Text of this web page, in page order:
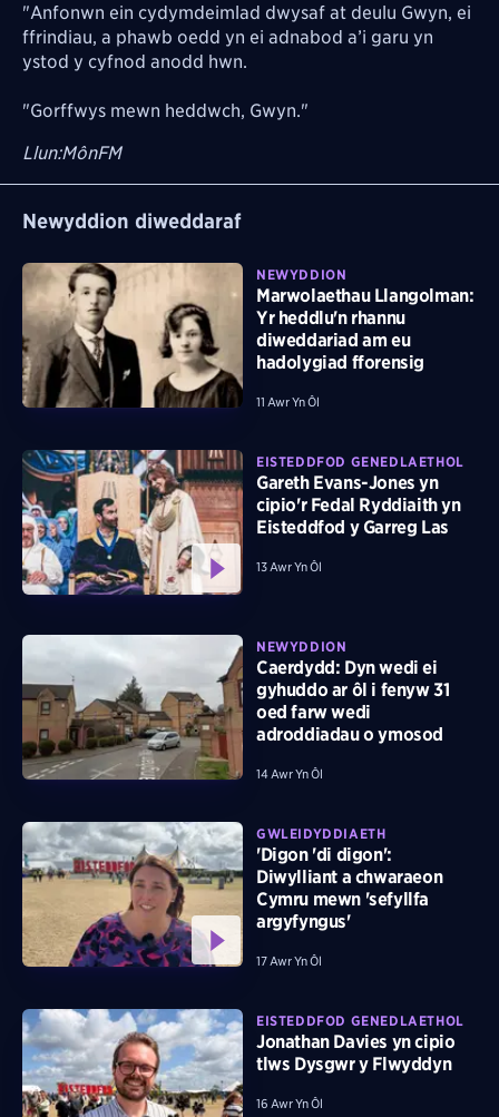
"Anfonwn ein cydymdeimlad dwysaf at deulu Gwyn, ei
ffrindiau, a phawb oedd yn ei adnabod a’i garu yn
ystod y cyfnod anodd hwn.
"Gorffwys mewn heddwch, Gwyn."
Llun:MônFM
Newyddion diweddaraf
NEWYDDION
Marwolaethau Llangolman:
Yr heddlu'n rhannu
diweddariad am eu
hadolygiad fforensig
11 Awr Yn Ôl
EISTEDDFOD GENEDLAETHOL
Gareth Evans-Jones yn
cipio'r Fedal Ryddiaith yn
Eisteddfod y Garreg Las
13 Awr Yn Ôl
NEWYDDION
Caerdydd: Dyn wedi ei
gyhuddo ar ôl i fenyw 31
oed farw wedi
adroddiadau o ymosod
14 Awr Yn Ôl
GWLEIDYDDIAETH
'Digon 'di digon':
Diwylliant a chwaraeon
Cymru mewn 'sefyllfa
argyfyngus'
17 Awr Yn Ôl
EISTEDDFOD GENEDLAETHOL
Jonathan Davies yn cipio
tlws Dysgwr y Flwyddyn
16 Awr Yn Ôl